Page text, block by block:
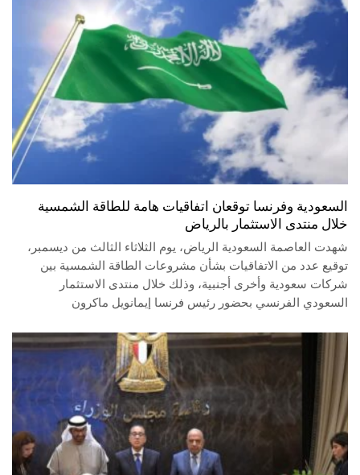
السعودية وفرنسا توقعان اتفاقيات هامة للطاقة الشمسية
خلال منتدى الاستثمار بالرياض
شهدت العاصمة السعودية الرياض، يوم الثلاثاء الثالث من ديسمبر،
توقيع عدد من الاتفاقيات بشأن مشروعات الطاقة الشمسية بين
شركات سعودية وأخرى أجنبية، وذلك خلال منتدى الاستثمار
السعودي الفرنسي بحضور رئيس فرنسا إيمانويل ماكرون